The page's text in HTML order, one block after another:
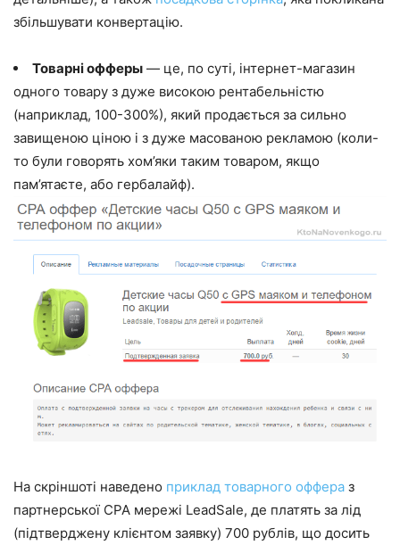
збільшувати конвертацію.
Товарні офферы — це, по суті, інтернет-магазин
одного товару з дуже високою рентабельністю
(наприклад, 100-300%), який продається за сильно
завищеною ціною і з дуже масованою рекламою (коли-
то були говорять хом’яки таким товаром, якщо
пам’ятаєте, або гербалайф).
На скріншоті наведено приклад товарного оффера з
партнерської CPA мережі LeadSale, де платять за лід
(підтверджену клієнтом заявку) 700 рублів, що досить